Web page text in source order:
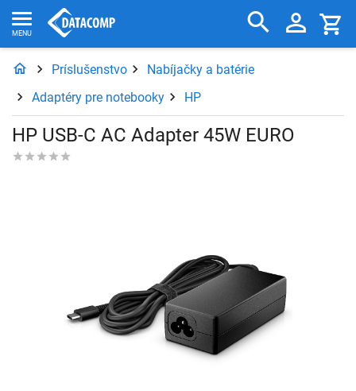
Príslušenstvo
Nabíjačky a batérie
Adaptéry pre notebooky
HP
HP USB-C AC Adapter 45W EURO